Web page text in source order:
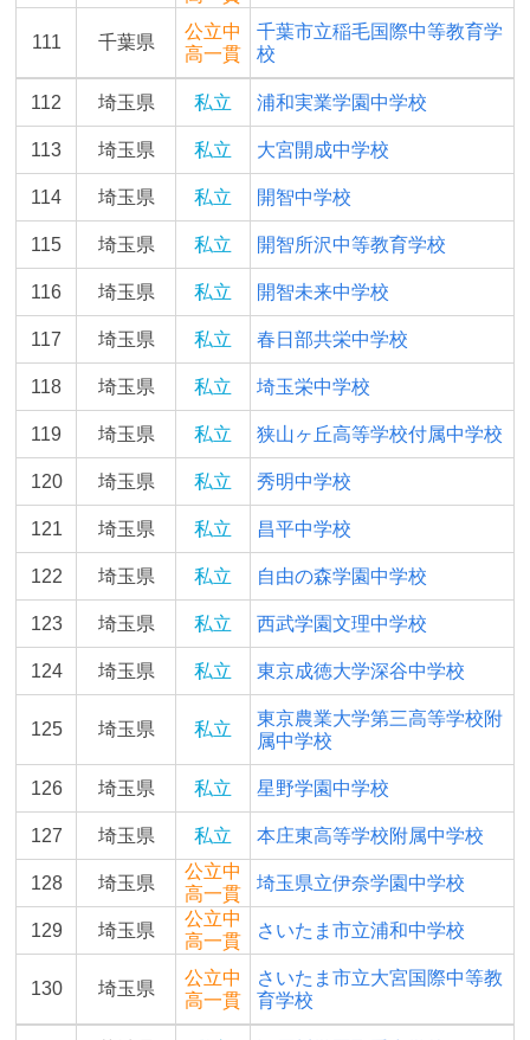
111 千葉県
公立中
高一貫
千葉市立稲毛国際中等教育学
校
112 埼玉県 私立 浦和実業学園中学校
113 埼玉県 私立 大宮開成中学校
114 埼玉県 私立 開智中学校
115 埼玉県 私立 開智所沢中等教育学校
116 埼玉県 私立 開智未来中学校
117 埼玉県 私立 春日部共栄中学校
118 埼玉県 私立 埼玉栄中学校
119 埼玉県 私立 狭山ヶ丘高等学校付属中学校
120 埼玉県 私立 秀明中学校
121 埼玉県 私立 昌平中学校
122 埼玉県 私立 自由の森学園中学校
123 埼玉県 私立 西武学園文理中学校
124 埼玉県 私立 東京成徳大学深谷中学校
125 埼玉県 私立
東京農業大学第三高等学校附
属中学校
126 埼玉県 私立 星野学園中学校
127 埼玉県 私立 本庄東高等学校附属中学校
128 埼玉県
公立中
高一貫
埼玉県立伊奈学園中学校
129 埼玉県
公立中
高一貫
さいたま市立浦和中学校
130 埼玉県
公立中
高一貫
さいたま市立大宮国際中等教
育学校